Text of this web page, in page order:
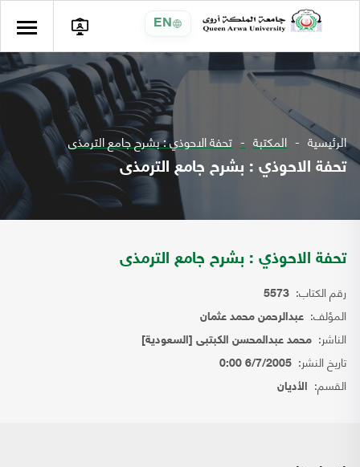
EN
الرئيسية المكتبة تحفة الاحوذي : بشرح جامع الترمذى
تحفة الاحوذي : بشرح جامع الترمذى
تحفة الاحوذي : بشرح جامع الترمذى
رقم الكتاب: 5573
المؤلف: عبدالرحمن محمد عثمان
الناشر: محمد عبدالمحسن الكبتبى [السعودية]
تاريخ النشر: 6/7/2005 0:00
القسم: الأديان